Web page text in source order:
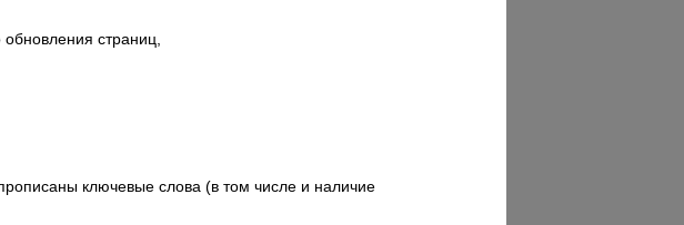
страниц,
ключевые слова (в том числе и наличие